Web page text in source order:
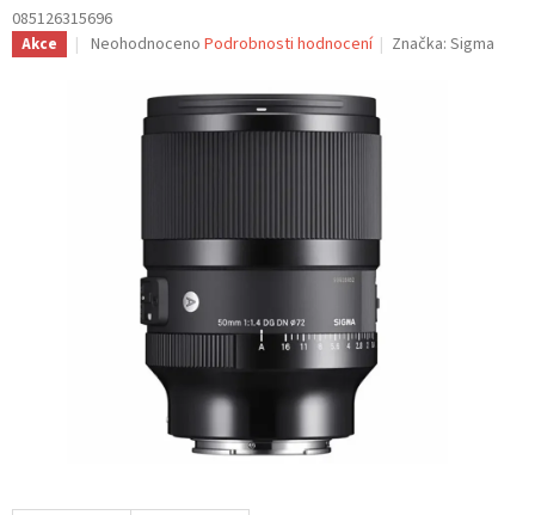
085126315696
Akce
Průměrné
Neohodnoceno Podrobnosti hodnocení Značka:Sigma